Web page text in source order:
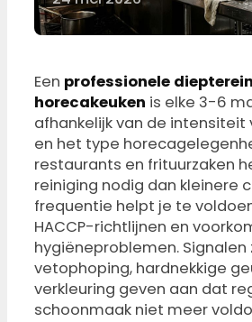
Een professionele
horecakeuken is elke 3-6
afhankelijk van de intensiteit
en het type
restaurants en frituurzaken
reiniging nodig dan kleinere
frequentie helpt je te
HACCP-richtlijnen en
hygiëneproblemen. Signalen
vetophoping, hardnekkige
verkleuring geven aan dat
schoonmaak niet meer